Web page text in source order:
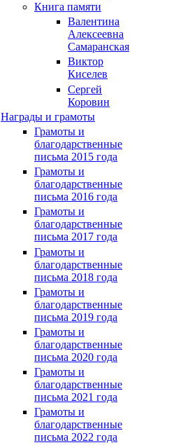
Книга памяти
Валентина
Алексеевна
Самаранская
Виктор
Киселев
Сергей
Коровин
Награды и грамоты
Грамоты и
благодарственные
письма 2015 года
Грамоты и
благодарственные
письма 2016 года
Грамоты и
благодарственные
письма 2017 года
Грамоты и
благодарственные
письма 2018 года
Грамоты и
благодарственные
письма 2019 года
Грамоты и
благодарственные
письма 2020 года
Грамоты и
благодарственные
письма 2021 года
Грамоты и
благодарственные
письма 2022 года